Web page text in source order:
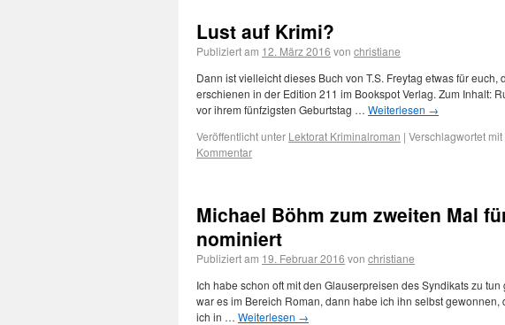
Lust auf Krimi?
Publiziert am 12. März 2016 von christiane
Dann ist vielleicht dieses Buch von T.S. Freytag etwas für
erschienen in der Edition 211 im Bookspot Verlag. Zum Inhalt:
vor ihrem fünfzigsten Geburtstag … Weiterlesen →
Veröffentlicht unter Lektorat Kriminalroman | Verschlagwortet mit
Kommentar
Michael Böhm zum zweiten Mal
nominiert
Publiziert am 19. Februar 2016 von christiane
Ich habe schon oft mit den Glauserpreisen des Syndikats zu
war es im Bereich Roman, dann habe ich ihn selbst
ich in … Weiterlesen →